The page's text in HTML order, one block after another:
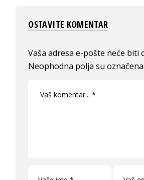
OSTAVITE KOMENTAR
Vaša adresa e-pošte neće biti
Neophodna polja su